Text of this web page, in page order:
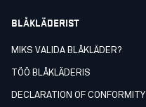
BLÅKLÄDERIST
MIKS VALIDA BLÅKLÄDER?
TÖÖ BLÅKLÄDERIS
DECLARATION OF CONFORMITY